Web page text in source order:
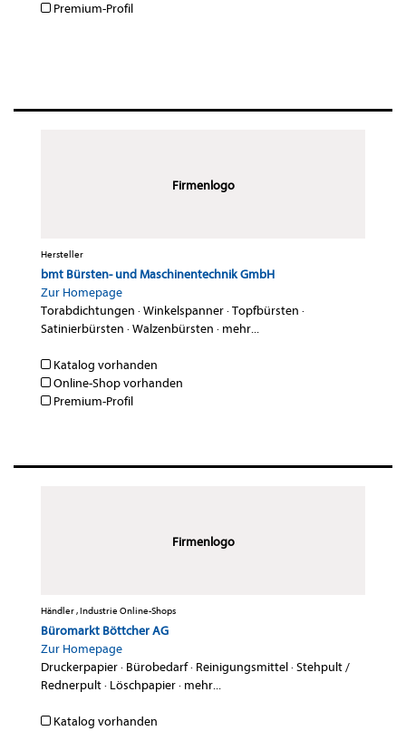
Premium-Profil
Firmenlogo
Hersteller
bmt Bürsten- und Maschinentechnik GmbH
Zur Homepage
Torabdichtungen ·Winkelspanner·Topfbürsten ·
Satinierbürsten ·Walzenbürsten · mehr...
Katalog vorhanden
Online-Shop vorhanden
Premium-Profil
Firmenlogo
Händler , Industrie Online-Shops
Büromarkt Böttcher AG
Zur Homepage
Druckerpapier· Bürobedarf· Reinigungsmittel·Stehpult /
Rednerpult· Löschpapier· mehr...
Katalog vorhanden